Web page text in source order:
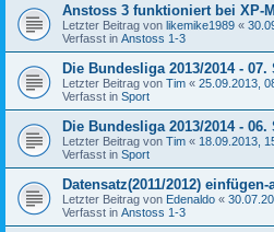
Anstoss 3 funktioniert bei XP-
Letzter Beitrag von likemike1989 «
Verfasst in Anstoss 1-3
Die Bundesliga 2013/2014 - 07.
Letzter Beitrag von Tim « 25.09.2013,
Verfasst in Sport
Die Bundesliga 2013/2014 - 06.
Letzter Beitrag von Tim « 18.09.2013,
Verfasst in Sport
Datensatz(2011/2012)
Letzter Beitrag von Edenaldo «
Verfasst in Anstoss 1-3